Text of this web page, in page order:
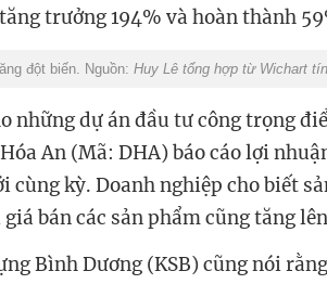
trưởng 194% và hoàn thành
đột biến. Nguồn: Huy Lê tổng hợp từ Wichart
những dự án đầu tư công trọng
An (Mã: DHA) báo cáo lợi
cùng kỳ. Doanh nghiệp cho biết
bán các sản phẩm cũng tăng
Bình Dương (KSB)cũng nói